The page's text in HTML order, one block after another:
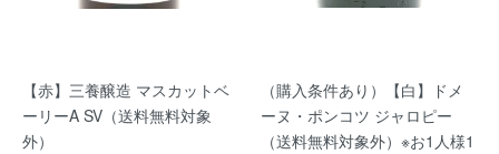
【赤】三養醸造 マスカットベ
ーリーA SV（送料無料対象
外）
（購入条件あり）【白】ドメ
ーヌ・ポンコツ ジャロピー
（送料無料対象外）※お1人様1